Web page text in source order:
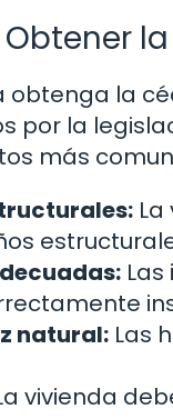
obtenga la
por la
más
natural: Las
vivienda